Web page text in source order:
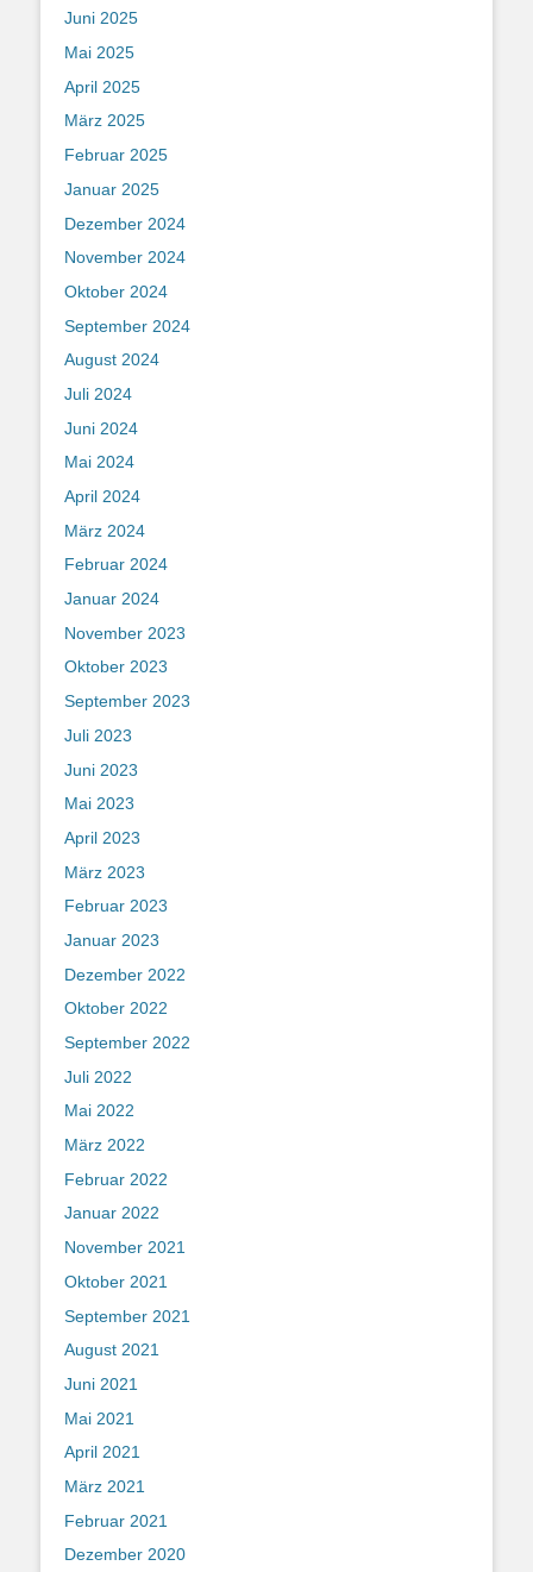
Juni 2025
Mai 2025
April 2025
März 2025
Februar 2025
Januar 2025
Dezember 2024
November 2024
Oktober 2024
September 2024
August 2024
Juli 2024
Juni 2024
Mai 2024
April 2024
März 2024
Februar 2024
Januar 2024
November 2023
Oktober 2023
September 2023
Juli 2023
Juni 2023
Mai 2023
April 2023
März 2023
Februar 2023
Januar 2023
Dezember 2022
Oktober 2022
September 2022
Juli 2022
Mai 2022
März 2022
Februar 2022
Januar 2022
November 2021
Oktober 2021
September 2021
August 2021
Juni 2021
Mai 2021
April 2021
März 2021
Februar 2021
Dezember 2020